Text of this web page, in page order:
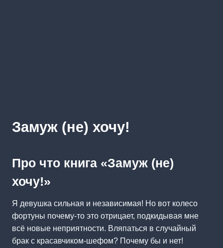
Замуж (не) хочу!
Про что книга «Замуж (не)
хочу!»
Я девушка сильная и независимая! Но вот колесо
фортуны почему-то это отрицает, подкидывая мне
всё новые неприятности. Вляпаться в случайный
брак с красавчиком-шефом? Почему бы и нет!